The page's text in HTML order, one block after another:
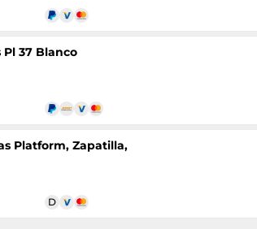
Pl 37 Blanco
Platform, Zapatilla,